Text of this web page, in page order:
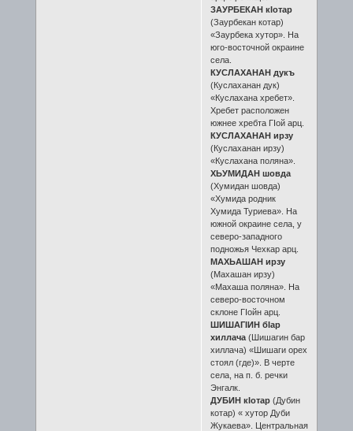
ЗАУРБЕКАН кӀотар
(Заурбекан котар)
«Заурбека хутор». На
юго-восточной окраине
села.
КУСЛАХАНАН дукъ
(Куслаханан дук)
«Куслахана хребет».
Хребет расположен
южнее хребта ГӀой арц.
КУСЛАХАНАН ирзу
(Куслаханан ирзу)
«Куслахана поляна».
ХЬУМИДАН шовда
(Хумидан шовда)
«Хумида родник
Хумида Туриева». На
южной окраине села, у
северо-западного
подножья Чехкар арц.
МАХЬАШАН ирзу
(Махашан ирзу)
«Махаша поляна». На
северо-восточном
склоне ГIойн арц.
ШИШАГIИН бIар
хиллача (Шишагин бар
хиллача) «Шишаги орех
стоял (где)». В черте
села, на п. б. речки
Энгалк.
ДУБИН кIотар(Дубин
котар) « хутор Дуби
Жукаева». Центральная